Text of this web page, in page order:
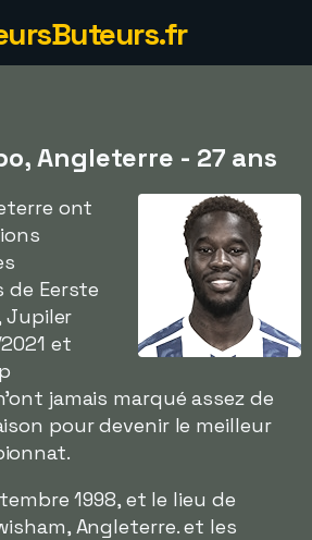
Angleterre - 27 ans
ont
Eerste
Jupiler
et
jamais marqué assez de
pour devenir le meilleur
1998, et le lieu de
Angleterre. et les